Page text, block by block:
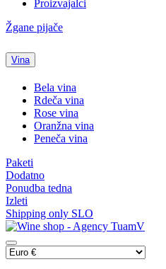
Proizvajalci
Žgane pijače
Vina
Bela vina
Rdeča vina
Rose vina
Oranžna vina
Peneča vina
Paketi
Dodatno
Ponudba tedna
Izleti
Shipping only SLO